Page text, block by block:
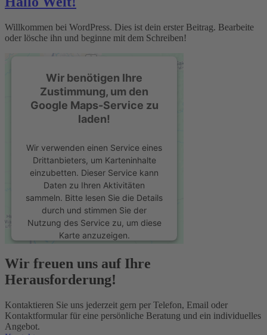
Willkommen bei WordPress. Dies ist dein erster Beitrag. Bearbeite
oder lösche ihn und beginne mit dem Schreiben!
Wir benötigen Ihre
Zustimmung, um den
Google Maps-Service zu
laden!
Wir verwenden einen Service eines
Drittanbieters, um Karteninhalte
einzubetten. Dieser Service kann
Daten zu Ihren Aktivitäten
sammeln. Bitte lesen Sie die Details
durch und stimmen Sie der
Nutzung des Service zu, um diese
Karte anzuzeigen.
Mehr Informationen
powered byUsercentrics Consent
Management Platform
Wir freuen uns auf Ihre
Herausforderung!
Kontaktieren Sie uns jederzeit gern per Telefon, Email oder
Kontaktformular für eine persönliche Beratung und ein individuelles
Angebot.